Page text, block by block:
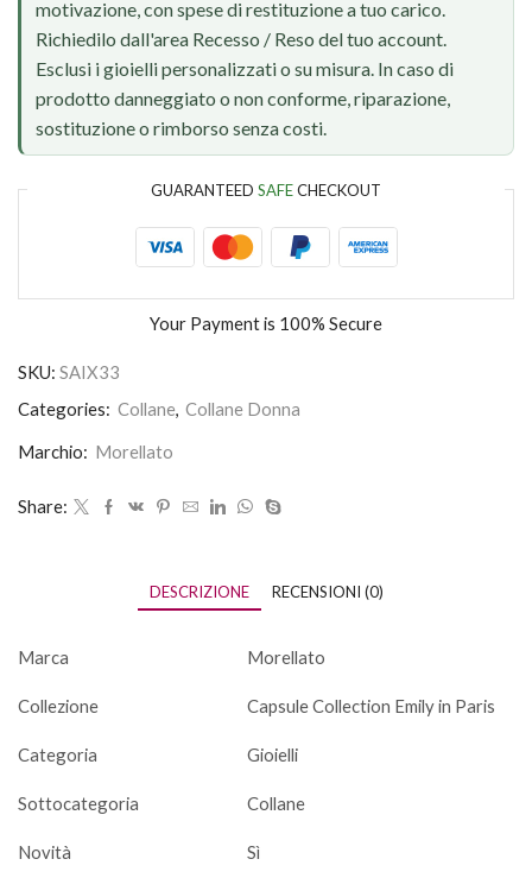
motivazione, con spese di restituzione a tuo carico.
Richiedilo dall'area Recesso / Reso del tuo account.
Esclusi i gioielli personalizzati o su misura. In caso di
prodotto danneggiato o non conforme, riparazione,
sostituzione o rimborso senza costi.
GUARANTEED SAFECHECKOUT
Your Payment is 100% Secure
SKU: SAIX33
Categories: Collane, Collane Donna
Marchio: Morellato
Share:
DESCRIZIONE RECENSIONI (0)
Marca Morellato
Collezione Capsule Collection Emily in Paris
Categoria Gioielli
Sottocategoria Collane
Novità Sì